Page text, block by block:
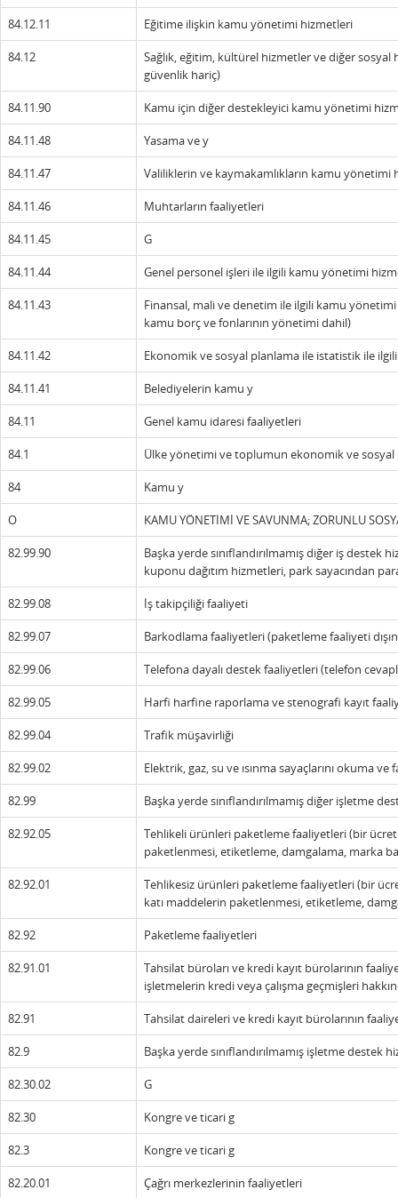
84.12.11 Eğitime ilişkin kamu yönetimi hizmetleri
84.12
Sağlık, eğitim, kültürel hizmetler ve diğer
güvenlik hariç)
84.11.90 Kamu için diğer destekleyici kamu yönetimi
84.11.48 Yasama ve y
84.11.47 Valiliklerin ve kaymakamlıkların kamu
84.11.46 Muhtarların faaliyetleri
84.11.45 G
84.11.44 Genel personel işleri ile ilgili kamu yönetimi
84.11.43
Finansal, mali ve denetim ile ilgili kamu
kamu borç ve fonlarının yönetimi dahil)
84.11.42 Ekonomik ve sosyal planlama ile istatistik ile
84.11.41 Belediyelerin kamu y
84.11 Genel kamu idaresi faaliyetleri
84.1 Ülke yönetimi ve toplumun ekonomik ve sosyal
84 Kamu y
O KAMU YÖNETİMİ VE SAVUNMA; ZORUNLU
82.99.90
Başka yerde sınıflandırılmamış diğer iş
kuponu dağıtım hizmetleri, park sayacından
82.99.08 İş takipçiliği faaliyeti
82.99.07 Barkodlama faaliyetleri (paketleme faaliyeti
82.99.06 Telefona dayalı destek faaliyetleri (telefon
82.99.05 Harfi harfine raporlama ve stenografi kayıt
82.99.04 Trafik müşavirliği
82.99.02 Elektrik, gaz, su ve ısınma sayaçlarını okuma
82.99 Başka yerde sınıflandırılmamış diğer işletme
82.92.05
Tehlikeli ürünleri paketleme faaliyetleri (bir ücret
paketlenmesi, etiketleme, damgalama, marka
82.92.01
Tehlikesiz ürünleri paketleme faaliyetleri (bir
katı maddelerin paketlenmesi, etiketleme,
82.92 Paketleme faaliyetleri
82.91.01
Tahsilat büroları ve kredi kayıt bürolarının
işletmelerin kredi veya çalışma geçmişleri
82.91 Tahsilat daireleri ve kredi kayıt bürolarının
82.9 Başka yerde sınıflandırılmamış işletme destek
82.30.02 G
82.30 Kongre ve ticari g
82.3 Kongre ve ticari g
82.20.01 Çağrı merkezlerinin faaliyetleri